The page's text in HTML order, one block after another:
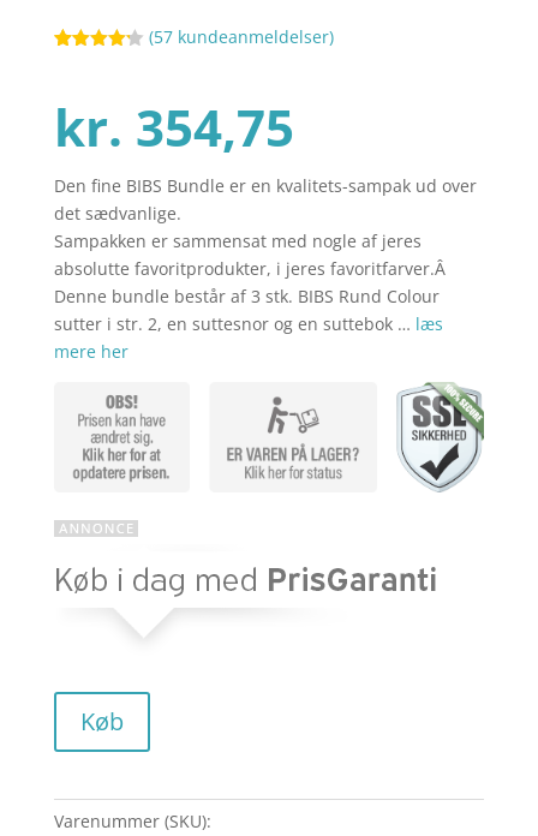
baseret
på
kundebedø
(57 kundeanmeldelser)
kr. 354,75
Den fine BIBS Bundle er en kvalitets-sampak ud over
det sædvanlige.
Sampakken er sammensat med nogle af jeres
absolutte favoritprodukter, i jeres favoritfarver.Â
Denne bundle består af 3 stk. BIBS Rund Colour
sutter i str. 2, en suttesnor og en suttebok … læs
mere her
Køb
Varenummer (SKU):